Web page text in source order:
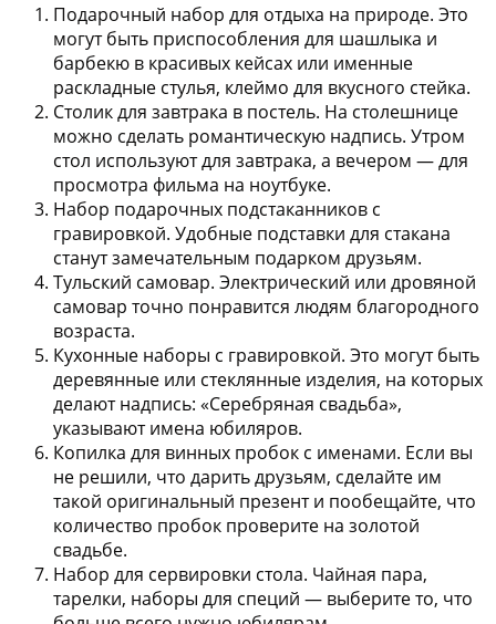
Подарочный набор для отдыха на природе. Это
могут быть приспособления для шашлыка и
барбекю в красивых кейсах или именные
раскладные стулья, клеймо для вкусного стейка.
Столик для завтрака в постель. На столешнице
можно сделать романтическую надпись. Утром
стол используют для завтрака, а вечером — для
просмотра фильма на ноутбуке.
Набор подарочных подстаканников с
гравировкой. Удобные подставки для стакана
станут замечательным подарком друзьям.
Тульский самовар. Электрический или дровяной
самовар точно понравится людям благородного
возраста.
Кухонные наборы с гравировкой. Это могут быть
деревянные или стеклянные изделия, на которых
делают надпись: «Серебряная свадьба»,
указывают имена юбиляров.
Копилка для винных пробок с именами. Если вы
не решили, что дарить друзьям, сделайте им
такой оригинальный презент и пообещайте, что
количество пробок проверите на золотой
свадьбе.
Набор для сервировки стола. Чайная пара,
тарелки, наборы для специй — выберите то, что